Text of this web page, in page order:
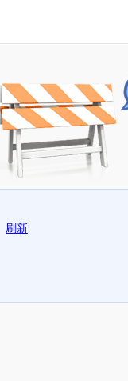
刷新